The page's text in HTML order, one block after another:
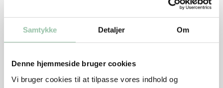
Samtykke Detaljer Om
Denne hjemmeside bruger cookies
Vi bruger cookies til at tilpasse vores indhold og
1 fed hvidløg
1 dåse drænede kikærter
1 tsk honning
1 spsk olivenolie